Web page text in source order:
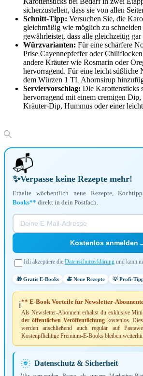
sicherzustellen, dass sie von allen
Schnitt-Tipp: Versuchen Sie, die
gleichmäßig wie möglich zu
gewährleistet, dass alle gleichzeitig gar
Würzvarianten: Für eine schärfere
Prise Cayennepfeffer oder
andere Kräuter wie Rosmarin oder
hervorragend. Für eine leicht süßliche
dem Würzen 1 TL Ahornsirup
Serviervorschlag: Die Karottensticks
hervorragend mit einem cremigen
Kräuter-Dip, Hummus oder einer
📬
✨Verpasse keine Rezepte mehr!
Erhalte wöchentlich neue Rezepte,
Books** direkt in dein Postfach.
Kostenlos anmelden
Ich akzeptiere die Datenschutzerklärung und kann
🎁 Gratis E-Books 🍝 Neue Rezepte 💡 Profi-
ℹ️** E-Book Vorteile für Newsletter-
Als Newsletter-Abonnent erhältst du exklusive
der öffentlichen Veröffentlichungkostenlos.
werden anschließend auch regulär auf
Kostenpflichtige Premium-E-Books bleiben
Datenschutz & Sicherheit